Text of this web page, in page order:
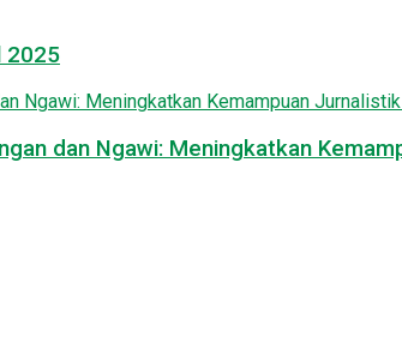
2025
dan Ngawi: Meningkatkan